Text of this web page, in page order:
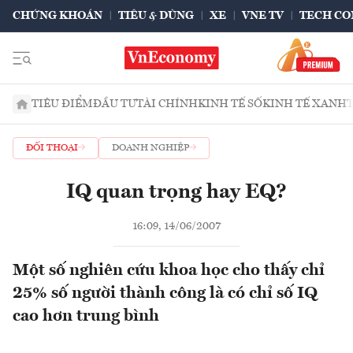
CHỨNG KHOÁN TIÊU & DÙNG XE VNE TV TECH
TIÊU ĐIỂMĐẦU TƯTÀI CHÍNHKINH TẾ SỐKINH TẾ XANH
ĐỐI THOẠI DOANH NGHIỆP
IQ quan trọng hay EQ?
16:09, 14/06/2007
Một số nghiên cứu khoa học cho thấy chỉ
25% số người thành công là có chỉ số IQ
cao hơn trung bình